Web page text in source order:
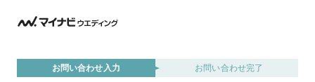
お問い合わせ入力 お問い合わせ完了